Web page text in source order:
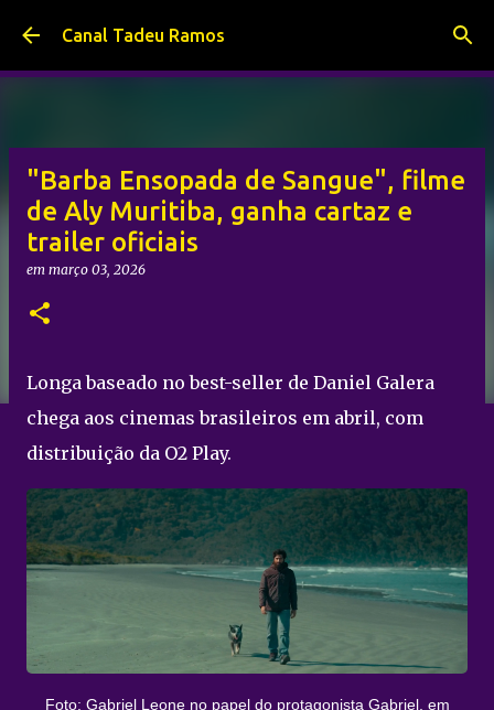
Pular para o conteúdo principal
Canal Tadeu Ramos
"Barba Ensopada de Sangue", filme
de Aly Muritiba, ganha cartaz e
trailer oficiais
em março 03, 2026
Longa baseado no best-seller de Daniel Galera
chega aos cinemas brasileiros em abril, com
distribuição da O2 Play.
Foto: Gabriel Leone no papel do protagonista Gabriel, em